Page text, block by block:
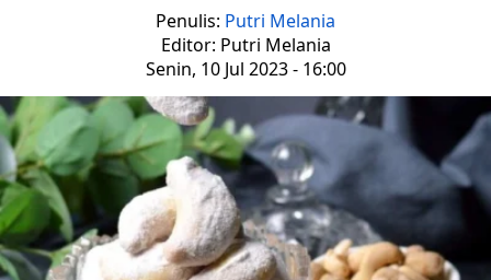
Penulis: Putri Melania
Editor: Putri Melania
Senin, 10 Jul 2023 - 16:00